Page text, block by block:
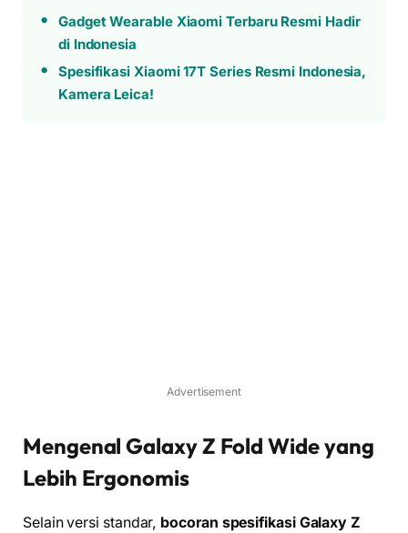
Gadget Wearable Xiaomi Terbaru Resmi Hadir
di Indonesia
Spesifikasi Xiaomi 17T Series Resmi Indonesia,
Kamera Leica!
Advertisement
Mengenal Galaxy Z Fold Wide yang
Lebih Ergonomis
Selain versi standar, bocoran spesifikasi Galaxy Z